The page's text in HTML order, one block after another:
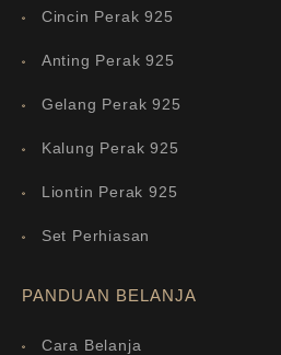
Cincin Perak 925
Anting Perak 925
Gelang Perak 925
Kalung Perak 925
Liontin Perak 925
Set Perhiasan
PANDUAN BELANJA
Cara Belanja